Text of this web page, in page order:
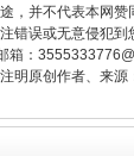
，并不代表本网
错误或无意侵犯
箱：
明原创作者、来源
生生不息